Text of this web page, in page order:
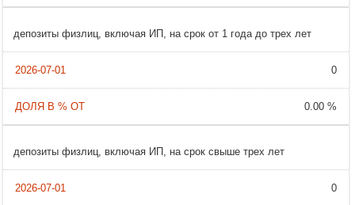
депозиты физлиц, включая ИП, на срок от 1 года до трех лет
0
0.00 %
депозиты физлиц, включая ИП, на срок свыше трех лет
0